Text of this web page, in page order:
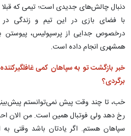
دنبال چالش‌های جدیدی است؛ تیمی که
با فضای بازی در این تیم و زندگی در
درخصوص جدایی از پرسپولیس، پیوستن
همشهری انجام داده است.
خبر بازگشت تو به سپاهان کمی
برگردی؟
خب، تا چند وقت پیش نمی‌توانستم
رخ دهد ولی فوتبال همین است. من الان
سپاهان هستم. اگر یادتان باشد وقتی